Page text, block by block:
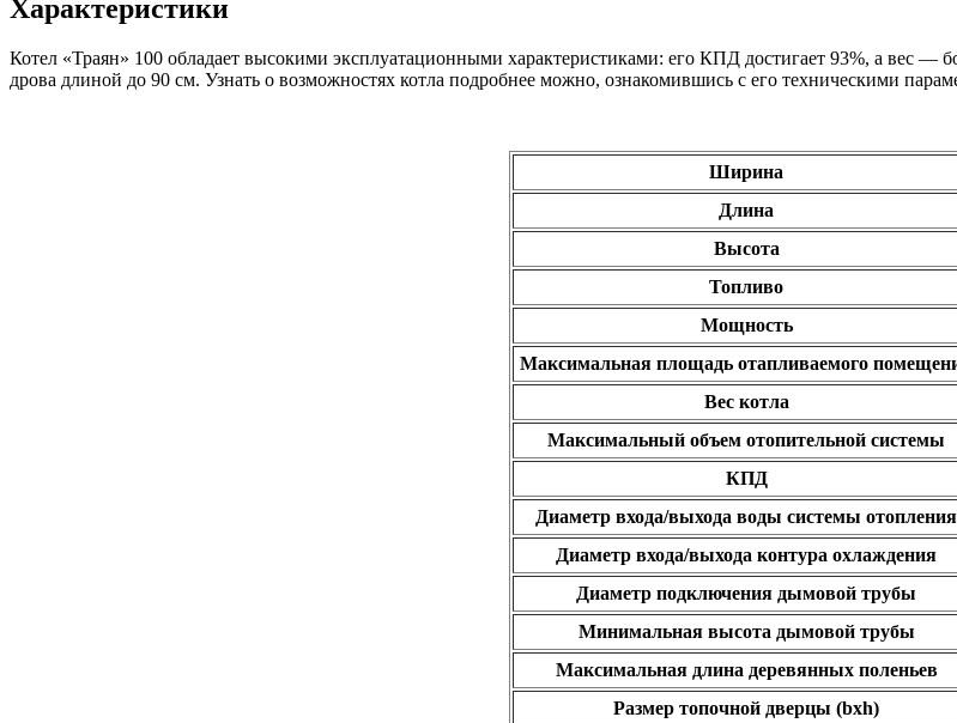
Характеристики
Котел «Траян» 100 обладает высокими эксплуатационными характеристиками: его КПД достигает 93%, а вес —
дрова длиной до 90 см. Узнать о возможностях котла подробнее можно, ознакомившись с его техническими
Ширина
Длина
Высота
Топливо
Мощность
Максимальная площадь отапливаемого
Вес котла
Максимальный объем отопительной системы
КПД
Диаметр входа/выхода воды системы отопления
Диаметр входа/выхода контура охлаждения
Диаметр подключения дымовой трубы
Минимальная высота дымовой трубы
Максимальная длина деревянных поленьев
Размер топочной дверцы (bхh)